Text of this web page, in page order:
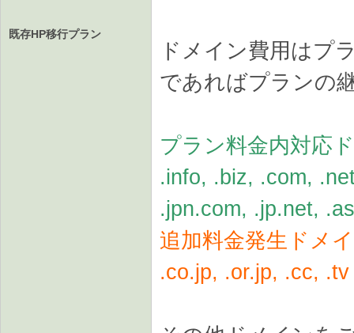
既存HP移行プラン
ドメイン費用はプ
であればプランの
プラン料金内対応
.info, .biz, .com,
.jpn.com, .jp.net,
追加料金発生ドメ
.co.jp, .or.jp, .cc, .tv